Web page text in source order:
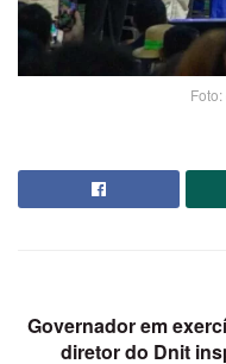
Governador em
diretor do Dnit